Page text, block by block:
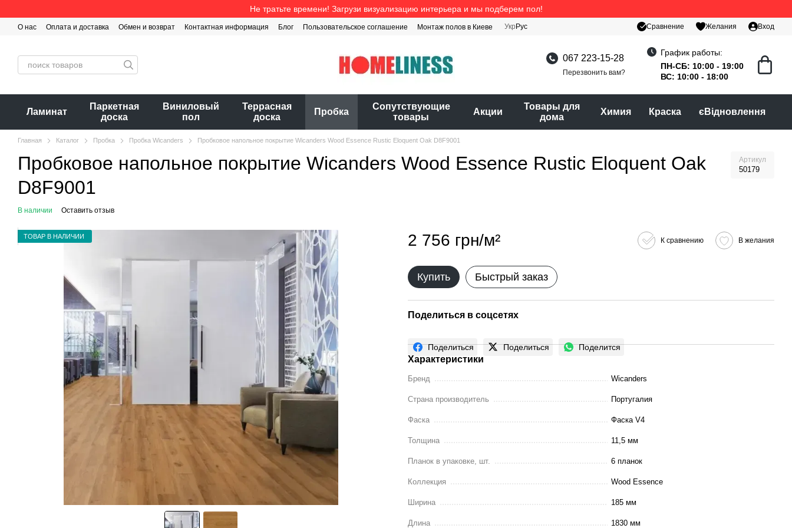
Не тратьте времени! Загрузи визуализацию интерьера и мы подберем пол!
О нас Оплата и доставка Обмен и возврат Контактная информация Блог Пользовательское соглашение Монтаж полов в Киеве Укр Рус Сравнение Желания Вход
067 223-15-28
Перезвонить вам?
График работы:
ПН-СБ: 10:00 - 19:00
ВС: 10:00 - 18:00
Ламинат
Паркетная
доска
Виниловый
пол
Террасная
доска
Пробка
Cопутствующие
товары
Акции
Товары для
дома
Химия Краска єВідновлення
Главная Каталог Пробка Пробка Wicanders Пробковое напольное покрытие Wicanders Wood Essence Rustic Eloquent Oak D8F9001
Пробковое напольное покрытие Wicanders Wood Essence Rustic Eloquent Oak
D8F9001
Артикул
50179
В наличии Оставить отзыв
ТОВАР В НАЛИЧИИ 2 756 грн/м² К сравнению В желания
Купить Быстрый заказ
Поделиться в соцсетях
Поделиться Поделиться Поделится
Характеристики
Бренд Wicanders
Страна производитель Португалия
Фаска Фаска V4
Толщина 11,5 мм
Планок в упаковке, шт. 6 планок
Коллекция Wood Essence
Ширина 185 мм
Длина 1830 мм